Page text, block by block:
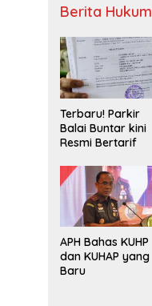
Berita Hukum
Terbaru! Parkir
Balai Buntar kini
Resmi Bertarif
APH Bahas KUHP
dan KUHAP yang
Baru